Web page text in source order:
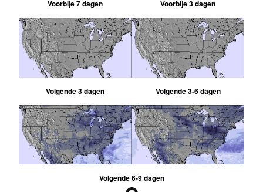
Voorbije 7 dagen Voorbije 3 dagen
Volgende 3 dagen Volgende 3-6 dagen
Volgende 6-9 dagen